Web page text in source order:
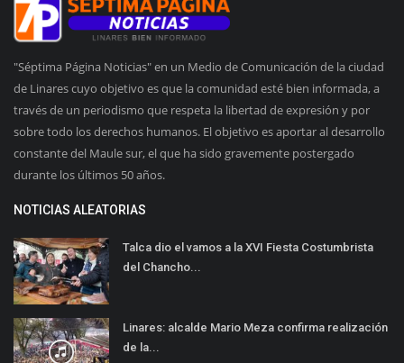
"Séptima Página Noticias" en un Medio de Comunicación de la ciudad
de Linares cuyo objetivo es que la comunidad esté bien informada, a
través de un periodismo que respeta la libertad de expresión y por
sobre todo los derechos humanos. El objetivo es aportar al desarrollo
constante del Maule sur, el que ha sido gravemente postergado
durante los últimos 50 años.
NOTICIAS ALEATORIAS
Talca dio el vamos a la XVI Fiesta Costumbrista
del Chancho...
Linares: alcalde Mario Meza confirma realización
de la...